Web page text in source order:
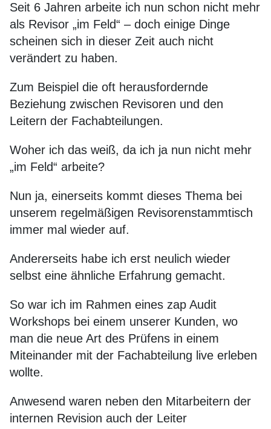
Seit 6 Jahren arbeite ich nun schon nicht mehr
als Revisor „im Feld“ – doch einige Dinge
scheinen sich in dieser Zeit auch nicht
verändert zu haben.
Zum Beispiel die oft herausfordernde
Beziehung zwischen Revisoren und den
Leitern der Fachabteilungen.
Woher ich das weiß, da ich ja nun nicht mehr
„im Feld“ arbeite?
Nun ja, einerseits kommt dieses Thema bei
unserem regelmäßigen Revisorenstammtisch
immer mal wieder auf.
Andererseits habe ich erst neulich wieder
selbst eine ähnliche Erfahrung gemacht.
So war ich im Rahmen eines zap Audit
Workshops bei einem unserer Kunden, wo
man die neue Art des Prüfens in einem
Miteinander mit der Fachabteilung live erleben
wollte.
Anwesend waren neben den Mitarbeitern der
internen Revision auch der Leiter